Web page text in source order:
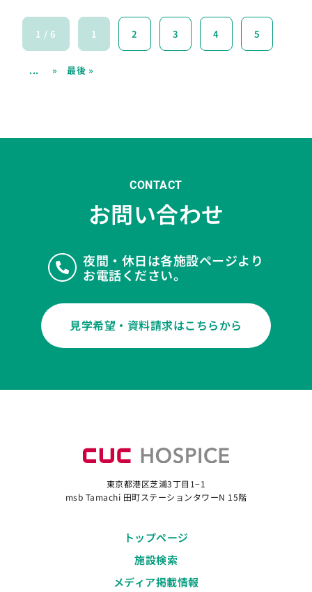
1 / 6 1 2 3 4 5
... » 最後 »
CONTACT
お問い合わせ
夜間・休日は各施設ページより
お電話ください。
見学希望・資料請求はこちらから
東京都港区芝浦3丁目1−1
msb Tamachi 田町ステーションタワーN 15階
トップページ
施設検索
メディア掲載情報